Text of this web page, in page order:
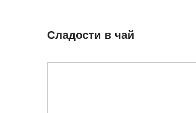
Сладости в чай